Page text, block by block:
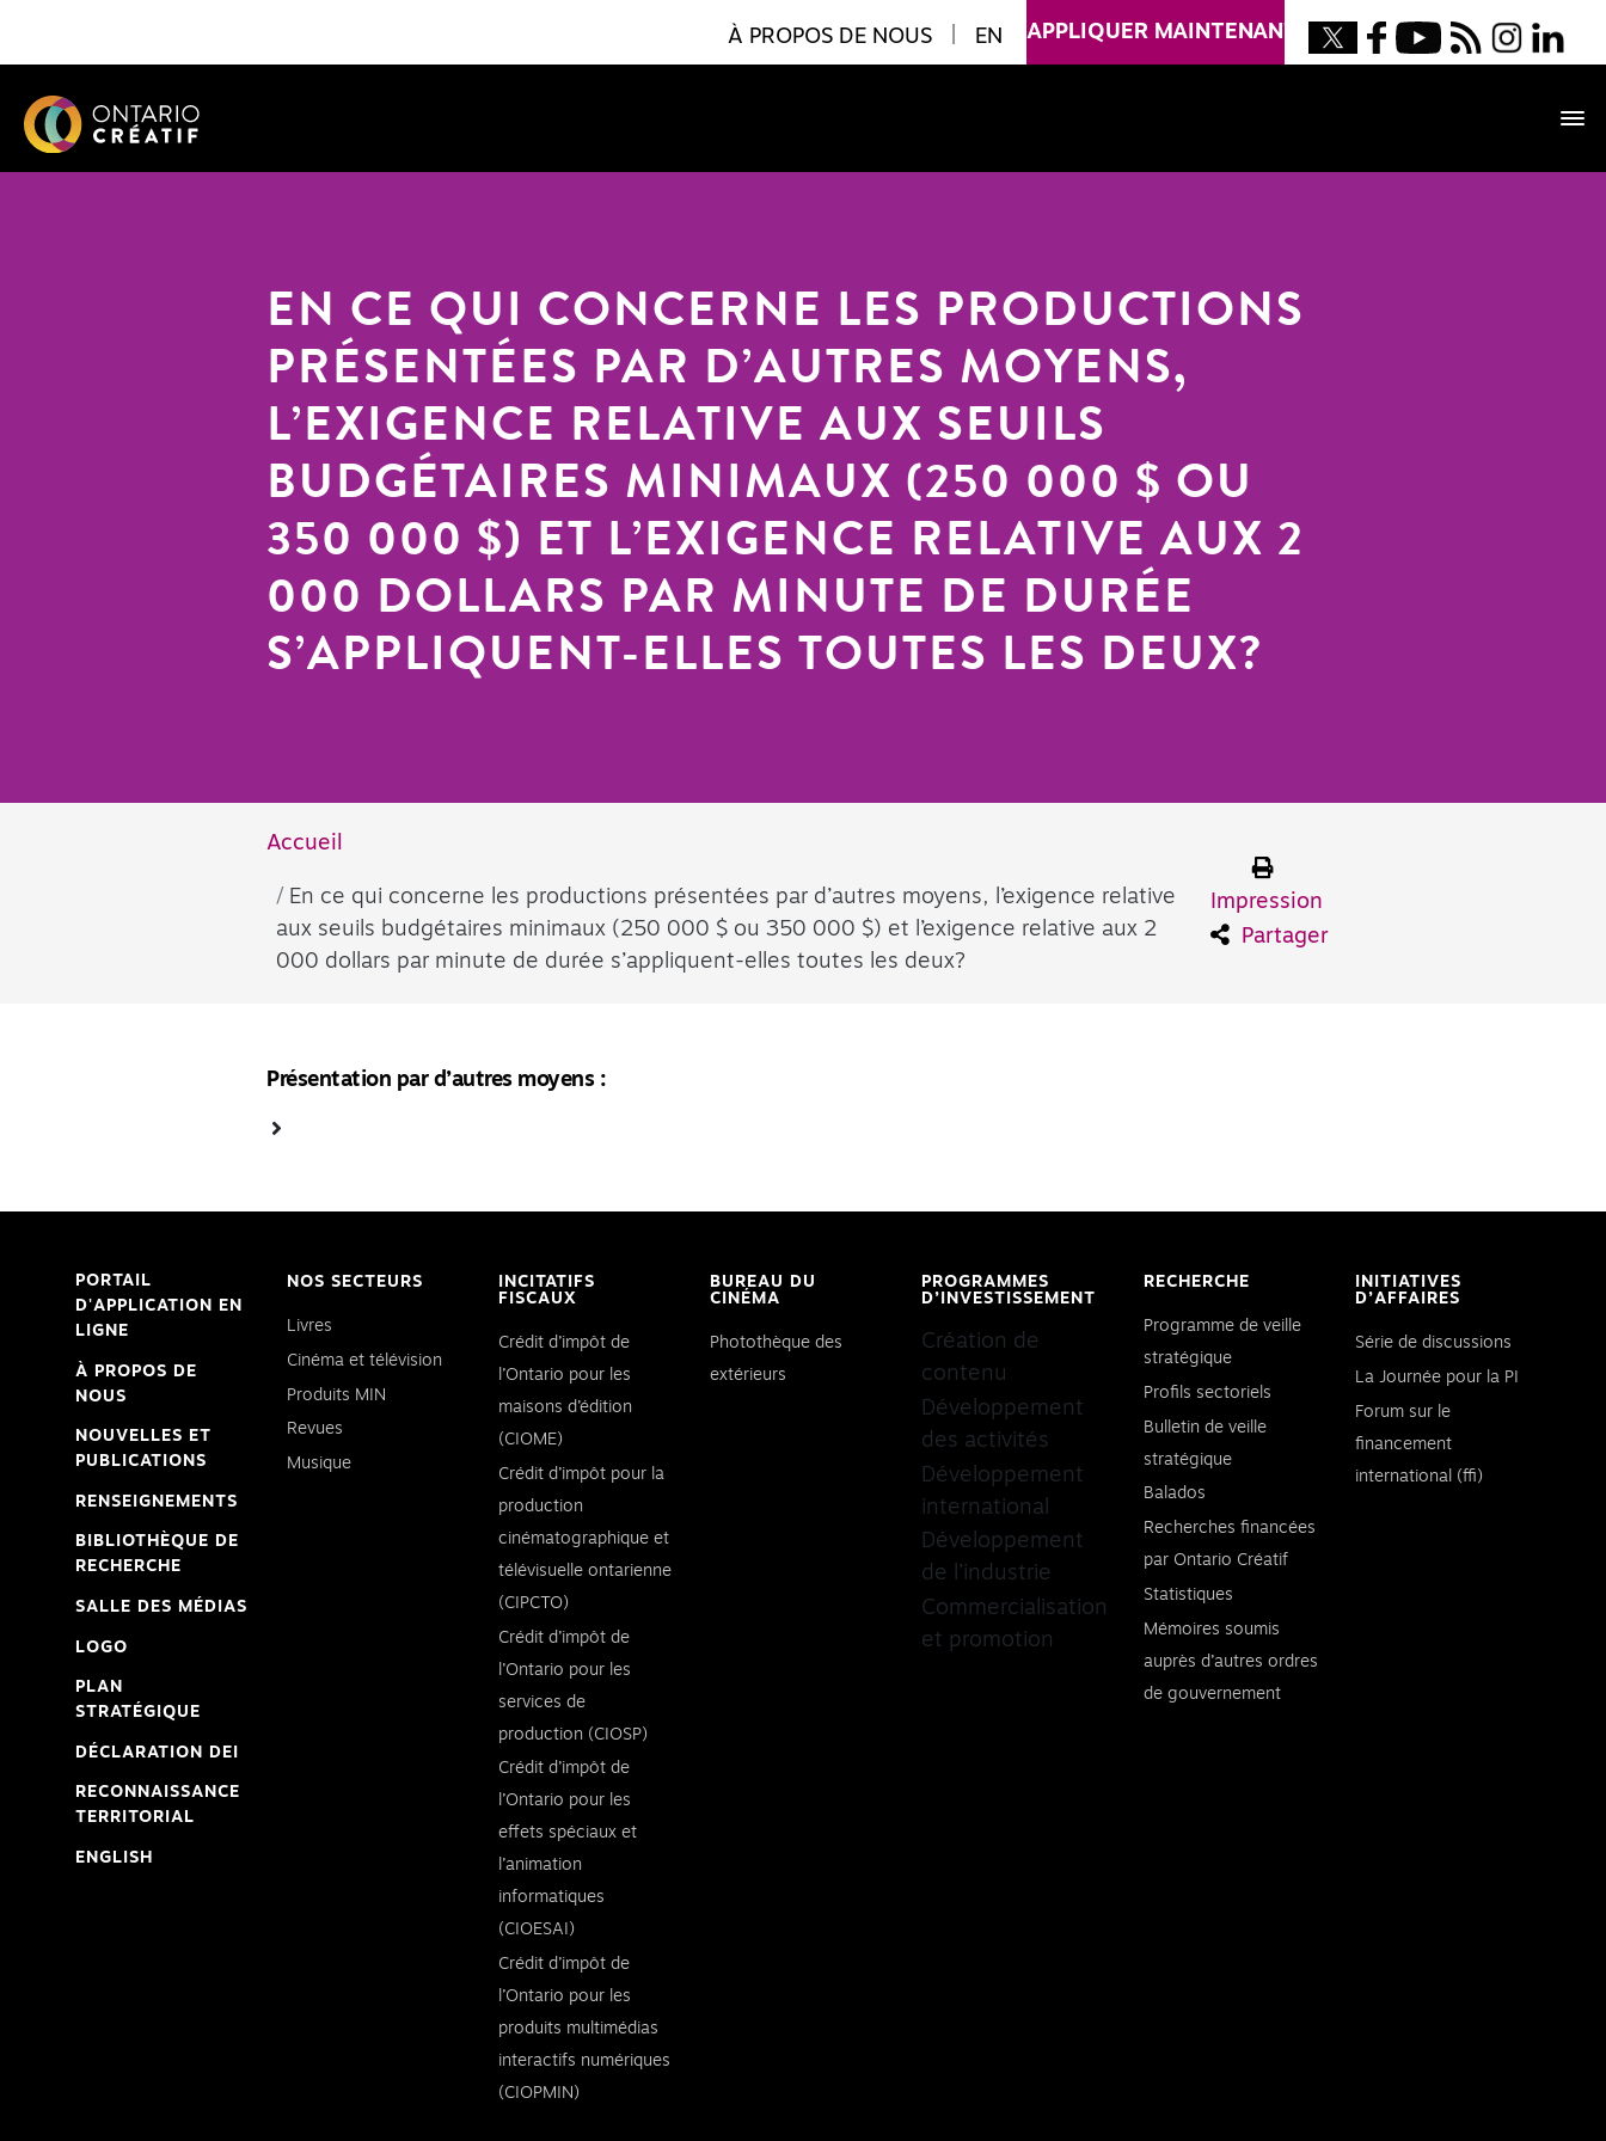
À PROPOS DE NOUS EN APPLIQUER MAINTENANT
EN CE QUI CONCERNE LES PRODUCTIONS
PRÉSENTÉES PAR D’AUTRES MOYENS,
L’EXIGENCE RELATIVE AUX SEUILS
BUDGÉTAIRES MINIMAUX (250 000 $ OU
350 000 $) ET L’EXIGENCE RELATIVE AUX 2
000 DOLLARS PAR MINUTE DE DURÉE
S’APPLIQUENT-ELLES TOUTES LES DEUX?
Accueil
En ce qui concerne les productions présentées par d’autres moyens, l’exigence relative
aux seuils budgétaires minimaux (250 000 $ ou 350 000 $) et l’exigence relative aux 2
000 dollars par minute de durée s’appliquent-elles toutes les deux?
Impression
Partager
Présentation par d’autres moyens :
PORTAIL
D'APPLICATION EN
LIGNE
À PROPOS DE
NOUS
NOUVELLES ET
PUBLICATIONS
RENSEIGNEMENTS
BIBLIOTHÈQUE DE
RECHERCHE
SALLE DES MÉDIAS
LOGO
PLAN
STRATÉGIQUE
DÉCLARATION DEI
RECONNAISSANCE
TERRITORIAL
ENGLISH
NOS SECTEURS
Livres
Cinéma et télévision
Produits MIN
Revues
Musique
INCITATIFS
FISCAUX
Crédit d’impôt de
l’Ontario pour les
maisons d’édition
(CIOME)
Crédit d’impôt pour la
production
cinématographique et
télévisuelle ontarienne
(CIPCTO)
Crédit d’impôt de
l’Ontario pour les
services de
production (CIOSP)
Crédit d’impôt de
l’Ontario pour les
effets spéciaux et
l’animation
informatiques
(CIOESAI)
Crédit d’impôt de
l’Ontario pour les
produits multimédias
interactifs numériques
(CIOPMIN)
BUREAU DU
CINÉMA
Photothèque des
extérieurs
PROGRAMMES
D’INVESTISSEMENT
Création de
contenu
Développement
des activités
Développement
international
Développement
de l’industrie
Commercialisation
et promotion
RECHERCHE
Programme de veille
stratégique
Profils sectoriels
Bulletin de veille
stratégique
Balados
Recherches financées
par Ontario Créatif
Statistiques
Mémoires soumis
auprès d’autres ordres
de gouvernement
INITIATIVES
D’AFFAIRES
Série de discussions
La Journée pour la PI
Forum sur le
financement
international (ffi)